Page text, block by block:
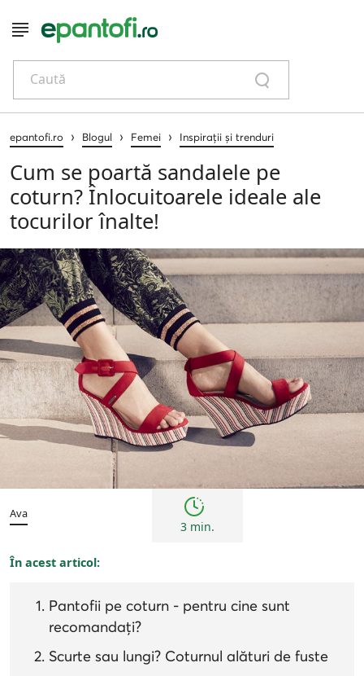
Caută
epantofi.ro › Blogul › Femei › Inspirații și trenduri
Cum se poartă sandalele pe
coturn? Înlocuitoarele ideale ale
tocurilor înalte!
Ava
3 min.
În acest articol:
Pantofii pe coturn - pentru cine sunt
recomandați?
Scurte sau lungi? Coturnul alături de fuste